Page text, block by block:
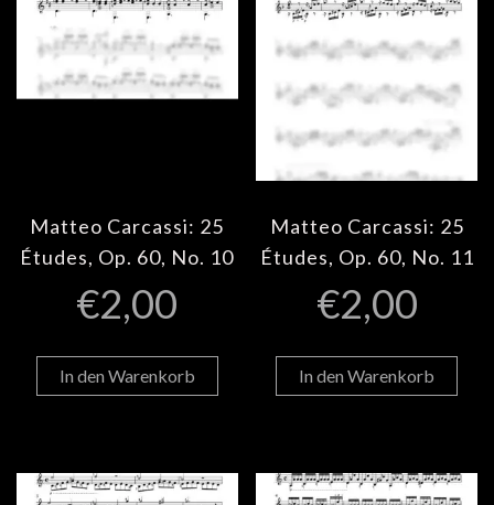
Matteo Carcassi: 25
Études, Op. 60, No. 10
€2,00
In den Warenkorb
Matteo Carcassi: 25
Études, Op. 60, No. 11
€2,00
In den Warenkorb